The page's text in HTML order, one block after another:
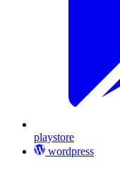
playstore
wordpress